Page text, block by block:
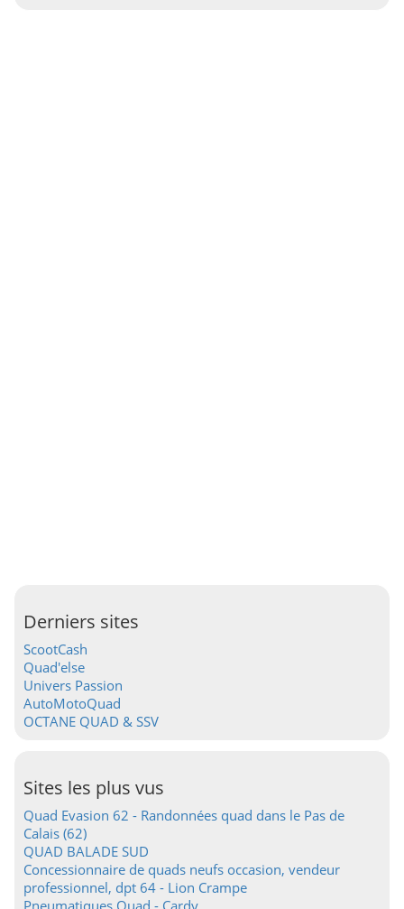
Derniers sites
ScootCash
Quad'else
Univers Passion
AutoMotoQuad
OCTANE QUAD & SSV
Sites les plus vus
Quad Evasion 62 - Randonnées quad dans le Pas de
Calais (62)
QUAD BALADE SUD
Concessionnaire de quads neufs occasion, vendeur
professionnel, dpt 64 - Lion Crampe
Pneumatiques Quad - Cardy